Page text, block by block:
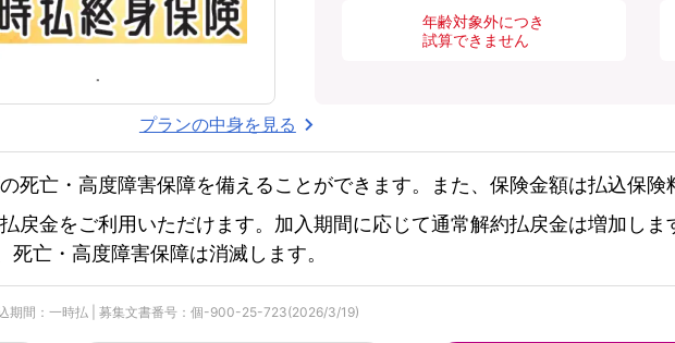
年齢対象外につき
試算できません
プランの中身を見る
死亡・高度障害保障を備えることができます。また、保険金額は払込保険
戻金をご利用いただけます。加入期間に応じて通常解約払戻金は増加しま
亡・高度障害保障は消滅します。
期間：一時払 | 募集文書番号：個-900-25-723(2026/3/19)